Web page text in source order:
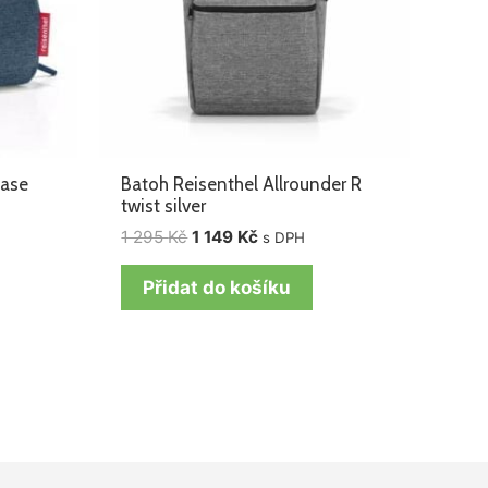
Batoh Reisenthel Allrounder R
twist silver
1 295Kč 1 149 Kč s DPH
Přidat do košíku